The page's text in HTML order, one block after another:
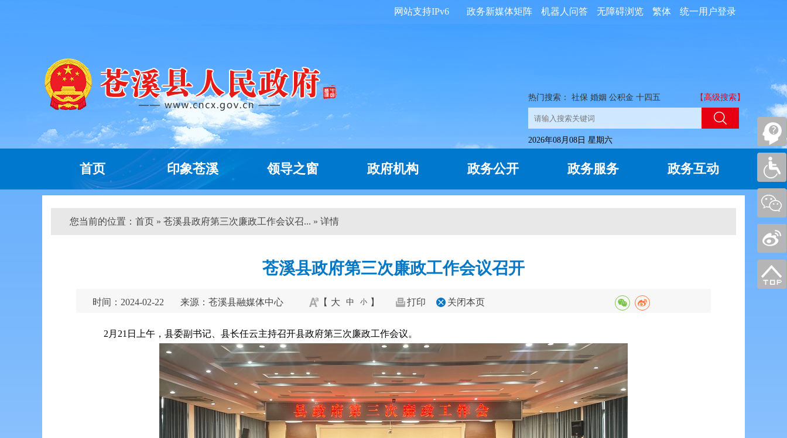
统一用户登录
繁体
无障碍浏览
机器人问答
政务新媒体矩阵
网站支持IPv6
热门搜索： 社保 婚姻 公积金 十四五 【高级搜索】
2026年08月08日 星期六
首页 印象苍溪 领导之窗 政府机构 政务公开 政务服务 政务互动
您当前的位置： 首页 » 苍溪县政府第三次廉政工作会议召... » 详情
苍溪县政府第三次廉政工作会议召开
时间：2024-02-22 来源：苍溪县融媒体中心 【 大 中 小 】 打印 关闭本页
2月21日上午，县委副书记 、县长任云主持召开县政府第三次廉政工作会议。